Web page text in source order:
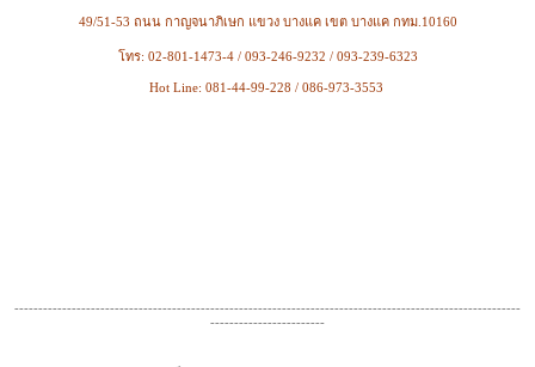
49/51-53 ถนน กาญจนาภิเษก แขวง บางแค เขต บางแค กทม.10160
โทร: 02-801-1473-4 / 093-246-9232 / 093-239-6323
Hot Line: 081-44-99-228 / 086-973-3553
----------------------------------------------------------------------------------------------------------
------------------------